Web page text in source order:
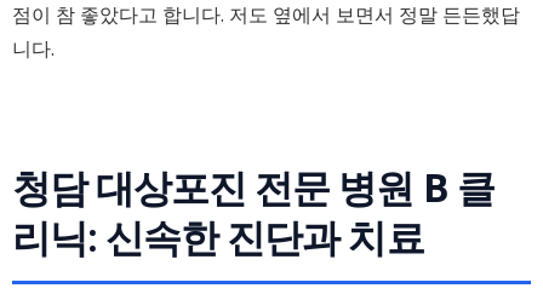
점이 참 좋았다고 합니다. 저도 옆에서 보면서 정말 든든했답
니다.
청담 대상포진 전문 병원 B 클
리닉: 신속한 진단과 치료